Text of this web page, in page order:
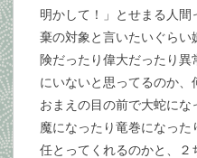
明かして！」とせまる人
棄の対象と言いたいぐら
険だったり偉大だったり
にいないと思ってるのか
おまえの目の前で大蛇に
魔になったり竜巻になっ
任とってくれるのかと、